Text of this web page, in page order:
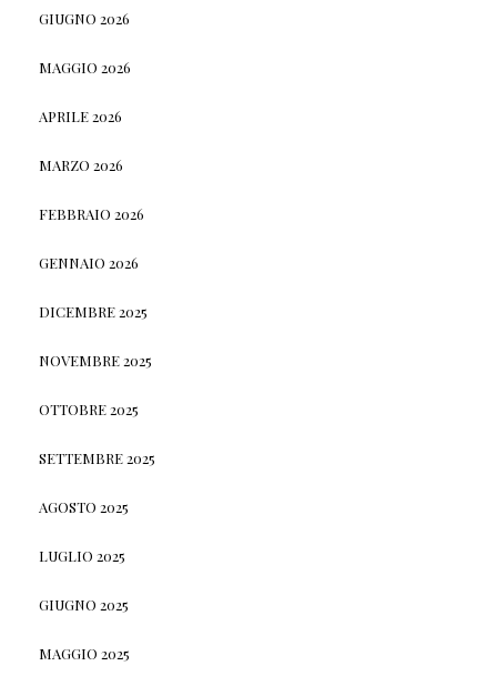
GIUGNO 2026
MAGGIO 2026
APRILE 2026
MARZO 2026
FEBBRAIO 2026
GENNAIO 2026
DICEMBRE 2025
NOVEMBRE 2025
OTTOBRE 2025
SETTEMBRE 2025
AGOSTO 2025
LUGLIO 2025
GIUGNO 2025
MAGGIO 2025